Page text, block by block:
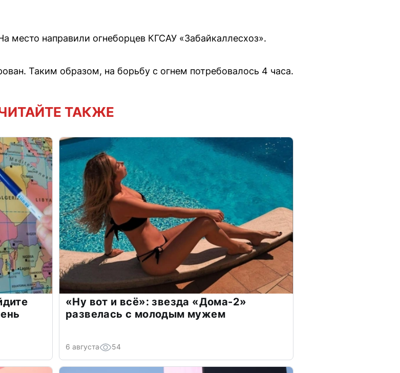
место направили огнеборцев КГСАУ «Забайкаллесхоз».
Таким образом, на борьбу с огнем потребовалось 4 часа.
ТАКЖЕ
«Ну вот и всё»: звезда «Дома-2»
развелась с молодым мужем
6 августа 54